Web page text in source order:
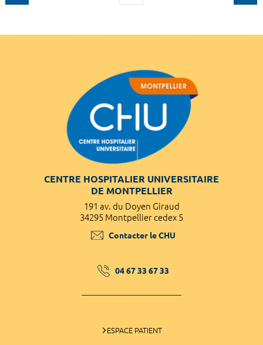
CENTRE HOSPITALIER UNIVERSITAIRE
DE MONTPELLIER
191 av. du Doyen Giraud
34295 Montpellier cedex 5
Contacter le CHU
04 67 33 67 33
ESPACE PATIENT